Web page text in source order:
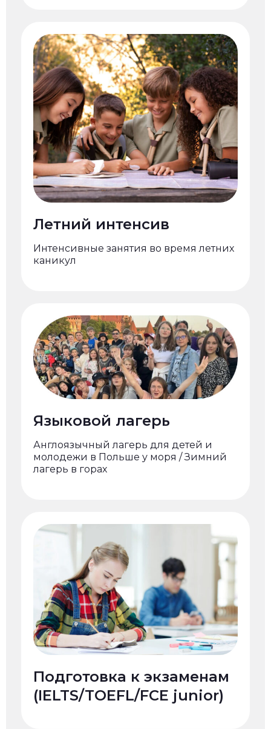
Летний интенсив
Интенсивные занятия во время летних
каникул
Языковой лагерь
Англоязычный лагерь для детей и
молодежи в Польше у моря / Зимний
лагерь в горах
Подготовка к экзаменам
(IELTS/TOEFL/FCE junior)